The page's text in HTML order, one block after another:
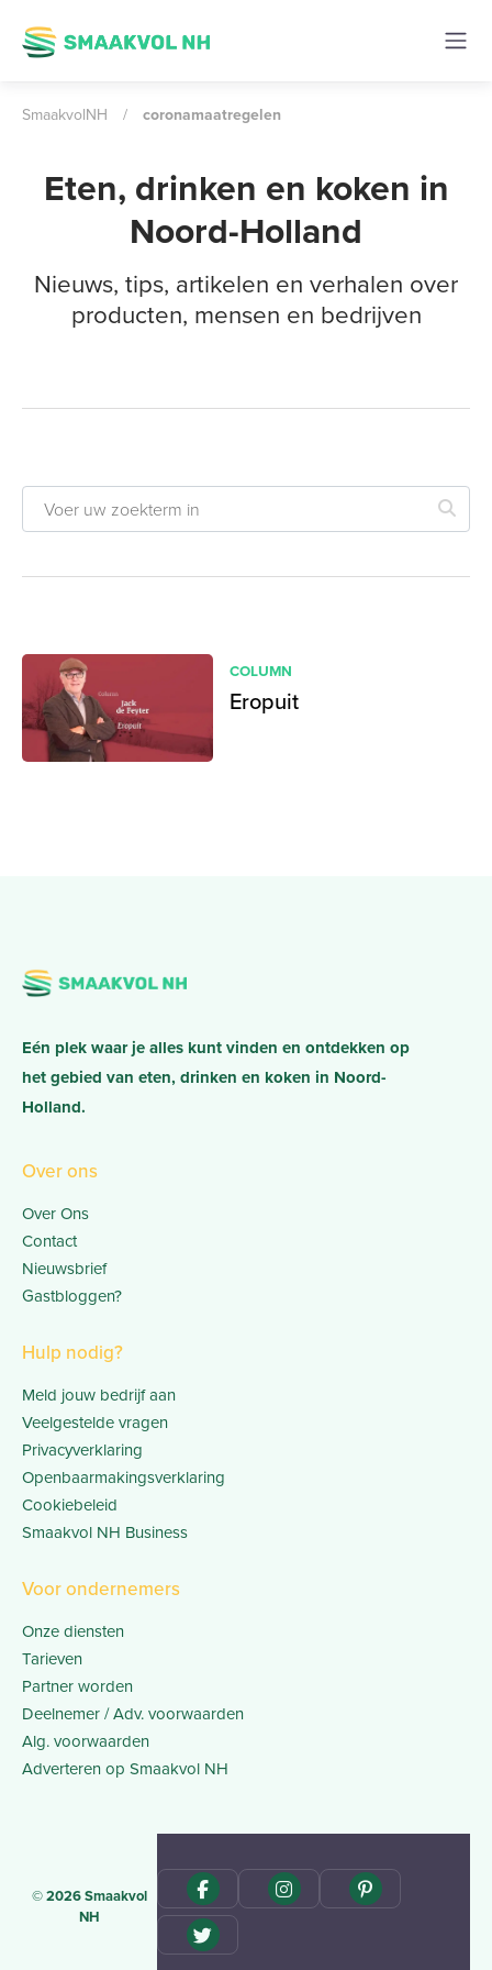
SmaakvolNH / coronamaatregelen
Eten, drinken en koken in
Noord-Holland
Nieuws, tips, artikelen en verhalen over
producten, mensen en bedrijven
COLUMN
Eropuit
Eén plek waar je alles kunt vinden en ontdekken op
het gebied van eten, drinken en koken in Noord-
Holland.
Over ons
Over Ons
Contact
Nieuwsbrief
Gastbloggen?
Hulp nodig?
Meld jouw bedrijf aan
Veelgestelde vragen
Privacyverklaring
Openbaarmakingsverklaring
Cookiebeleid
Smaakvol NH Business
Voor ondernemers
Onze diensten
Tarieven
Partner worden
Deelnemer / Adv. voorwaarden
Alg. voorwaarden
Adverteren op Smaakvol NH
© 2026 Smaakvol
NH